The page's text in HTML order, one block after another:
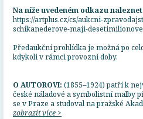
Na níže uvedeném odkazu
https://artplus.cz/cs/aukcni-
schikanederove-maji-
Předaukční prohlídka je možná po
kdykoli v rámci provozní doby.
O AUTOROVI: (1855–1924) patří k
české náladové a symbolistní malby
se v Praze a studoval na pražské
zobrazit více >